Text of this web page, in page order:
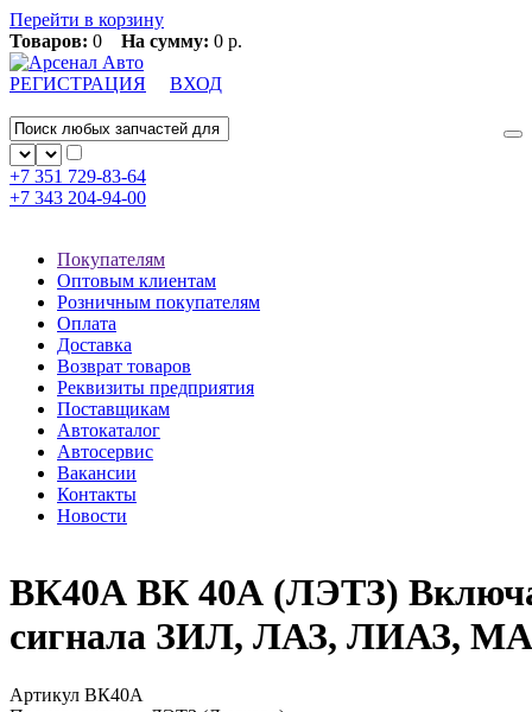
Перейти в корзину
Товаров: 0 На сумму: 0 р.
РЕГИСТРАЦИЯ ВХОД
+7 351 729-83-64
+7 343 204-94-00
Покупателям
Оптовым клиентам
Розничным покупателям
Оплата
Доставка
Возврат товаров
Реквизиты предприятия
Поставщикам
Автокаталог
Автосервис
Вакансии
Контакты
Новости
ВК40А ВК 40А (ЛЭТЗ)
сигнала ЗИЛ, ЛАЗ, ЛИАЗ,
Артикул ВК40А